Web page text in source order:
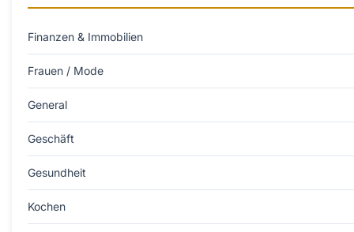
Finanzen & Immobilien
Frauen / Mode
General
Geschäft
Gesundheit
Kochen